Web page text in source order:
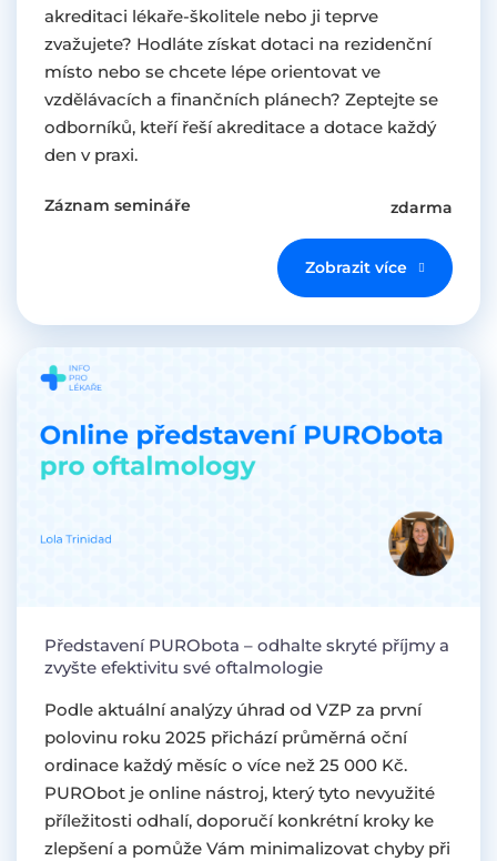
akreditaci lékaře-školitele nebo ji teprve
zvažujete? Hodláte získat dotaci na rezidenční
místo nebo se chcete lépe orientovat ve
vzdělávacích a finančních plánech? Zeptejte se
odborníků, kteří řeší akreditace a dotace každý
den v praxi.
Záznam semináře zdarma
Zobrazit více
Představení PURObota – odhalte skryté příjmy a
zvyšte efektivitu své oftalmologie
Podle aktuální analýzy úhrad od VZP za první
polovinu roku 2025 přichází průměrná oční
ordinace každý měsíc o více než 25 000 Kč.
PURObot je online nástroj, který tyto nevyužité
příležitosti odhalí, doporučí konkrétní kroky ke
zlepšení a pomůže Vám minimalizovat chyby při